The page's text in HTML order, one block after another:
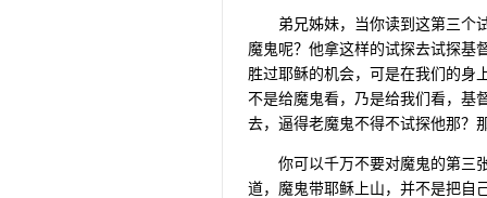
弟兄姊妹，当你读到这第三个
魔鬼呢？他拿这样的试探去试探基
胜过耶稣的机会，可是在我们的身
不是给魔鬼看，乃是给我们看，基
去，逼得老魔鬼不得不试探他那？
你可以千万不要对魔鬼的第三
道，魔鬼带耶稣上山，并不是把自